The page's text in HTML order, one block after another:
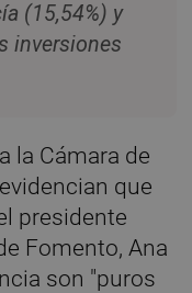
(15,54%) y
inversiones
la Cámara de
que
presidente
Fomento, Ana
son "puros